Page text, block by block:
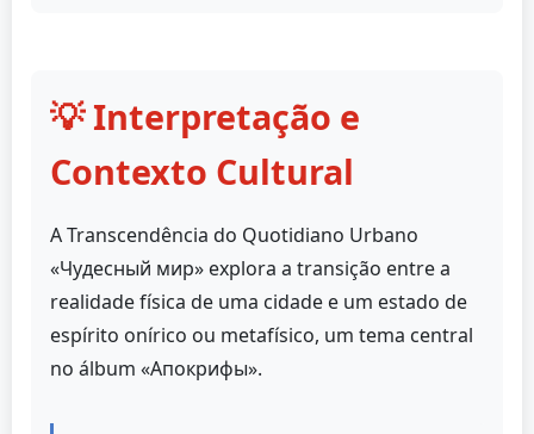
💡 Interpretação e
Contexto Cultural
A Transcendência do Quotidiano Urbano
«Чудесный мир» explora a transição entre a
realidade física de uma cidade e um estado de
espírito onírico ou metafísico, um tema central
no álbum «Апокрифы».